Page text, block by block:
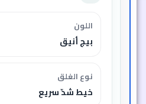
اللون
بيج أنيق
نوع الغلق
خيط شدّ سريع